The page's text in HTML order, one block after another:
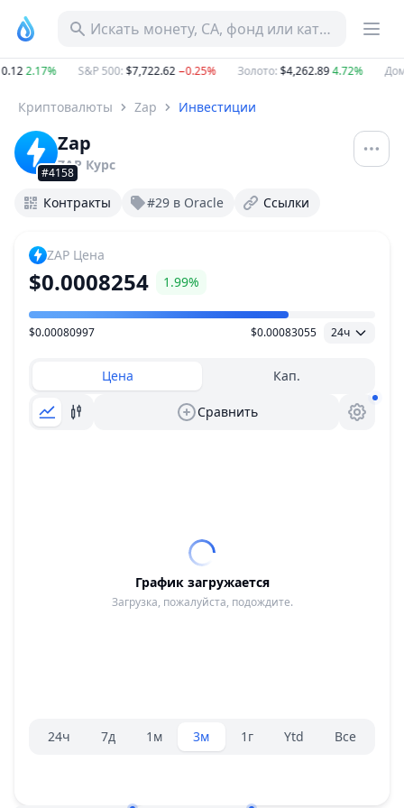
Искать монету, CA, фонд или категорию
2.17% S&P 500:$7,722.62−0.25% Золото:$4,262.894.72%
Криптовалюты Zap Инвестиции
#4158
Zap
ZAP Курс
Контракты #29 в Oracle Ссылки
ZAP Цена
$0.0008254 1.99%
Ценовой диапазон
$0.00080997 $0.00083055 24ч
Цена Кап.
Сравнить
График загружается
Загрузка, пожалуйста, подождите.
Селектор диапазона.
24ч 7д 1м 3м 1г Ytd Все